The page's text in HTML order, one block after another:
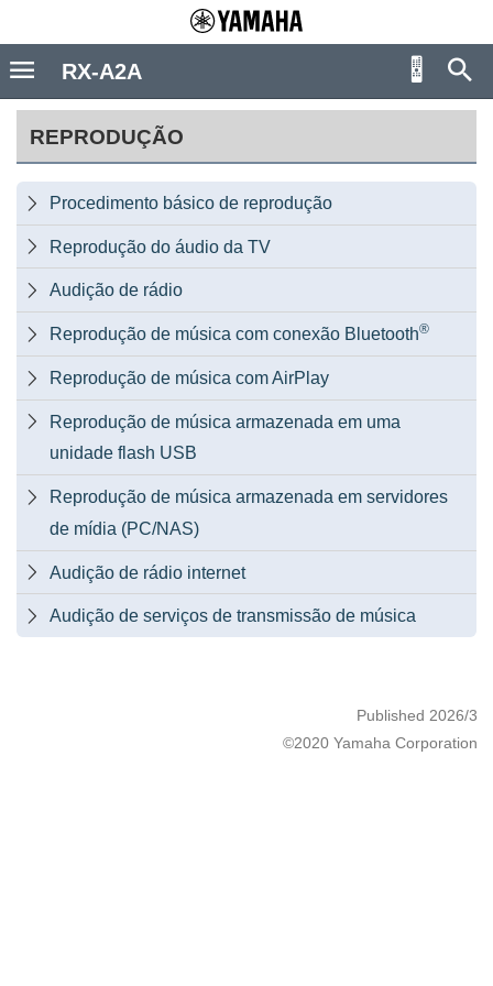
REPRODUÇÃO
 Procedimento básico de reprodução
 Reprodução do áudio da TV
 Audição de rádio
 Reprodução de música com conexão Bluetooth®
 Reprodução de música com AirPlay

Reprodução de música armazenada em uma
unidade flash USB

Reprodução de música armazenada em servidores
de mídia (PC/NAS)
 Audição de rádio internet
 Audição de serviços de transmissão de música
Published 2026/3
©2020 Yamaha Corporation
RX-A2A